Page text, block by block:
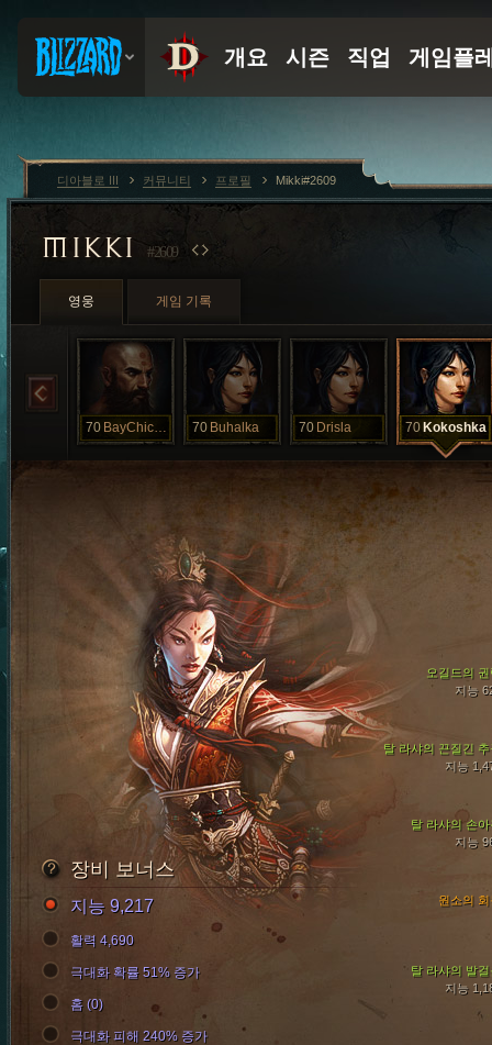
MIKKI #2609
영웅 게임 기록
70 BayChichak 70 Buhalka 70 Drisla 70 Kokoshka
탈 라샤의 끈질긴 추
지능
탈 라샤의 손아
지능
오길드의 권
지능
탈 라샤의 발걸
지능
원소의 회
장비 보너스
지능 9,217
활력 4,690
극대화 확률 51% 증가
홈 (0)
극대화 피해 240% 증가
디아블로 III 커뮤니티 프로필 Mikki#2609